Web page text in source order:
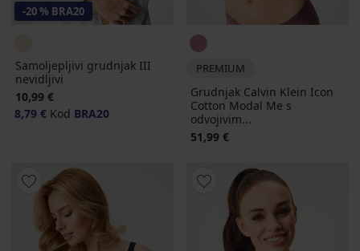
-20 % BRA20
Samoljepljivi grudnjak III
nevidljivi
10,99 €
8,79 € Kod BRA20
PREMIUM
Grudnjak Calvin Klein Icon
Cotton Modal Me s
odvojivim...
51,99 €